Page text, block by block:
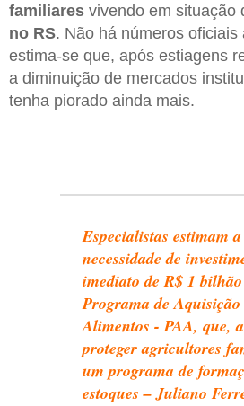
familiares vivendo em situação
no RS. Não há números oficiais
estima-se que, após estiagens
a diminuição de mercados
tenha piorado ainda mais.
Especialistas estimam a
necessidade de
imediato de R$ 1
Programa de Aquisição
Alimentos - PAA, que,
proteger agricultores
um programa de
estoques – Juliano